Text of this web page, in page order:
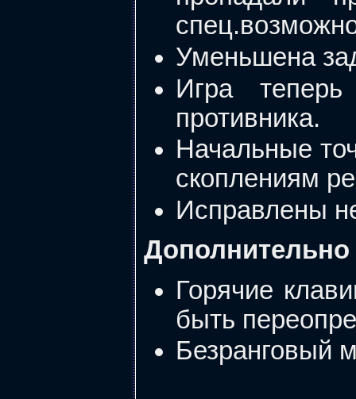
Уменьшена
Игра
противника.
Начальные
скоплениям
Исправлены
Дополнительно
Горячие
быть
Безранговый